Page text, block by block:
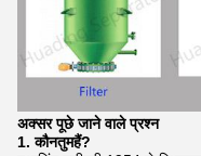
अक्सर पूछे जाने वाले प्रश्न
1. कौनतुमहैं?